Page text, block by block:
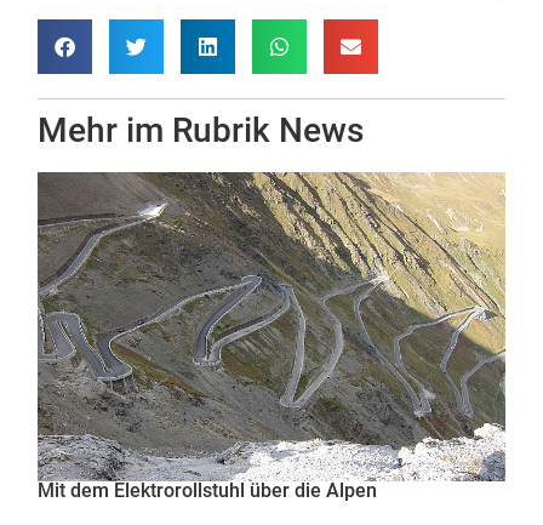
Mehr im Rubrik News
Mit dem Elektrorollstuhl über die Alpen